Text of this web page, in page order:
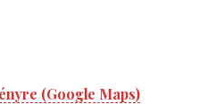
(Google Maps)